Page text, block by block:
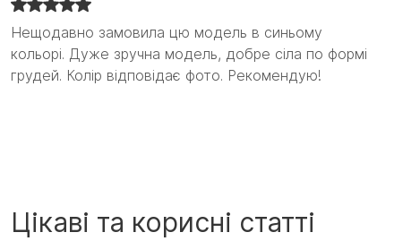
Нещодавно замовила цю модель в синьому
кольорі. Дуже зручна модель, добре сіла по формі
грудей. Колір відповідає фото. Рекомендую!
Нещодавно замовила цю модель в синьому
кольорі. Дуже зручна модель, добре сіла по формі
грудей. Колір відповідає фото. Рекомендую! :)
Цікаві та корисні статті